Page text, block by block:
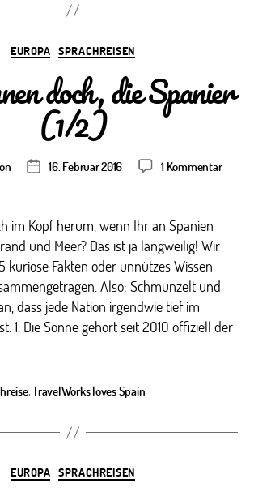
Kategorien
EUROPA SPRACHREISEN
doch, die Spanier
(1/2)
Veröffentlichungsdatum
16. Februar 2016 1 Kommentarzu
im Kopf herum, wenn Ihr an Spanien
und Meer? Das ist ja langweilig! Wir
kuriose Fakten oder unnützes Wissen
Also: Schmunzelt und
dass jede Nation irgendwie tief im
1. Die Sonne gehört seit 2010 offiziell der
,TravelWorks loves Spain
Kategorien
EUROPA SPRACHREISEN